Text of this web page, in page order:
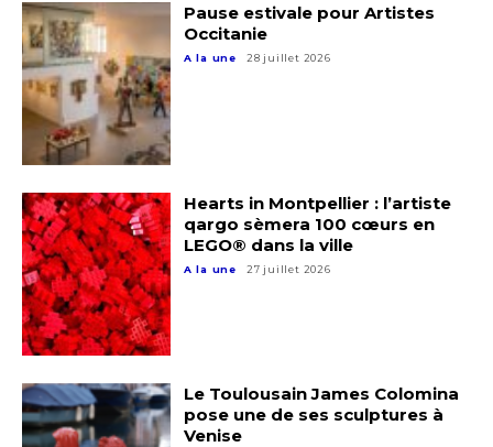
Adresse email*
Pause estivale pour Artistes
Occitanie
A la une 28 juillet 2026
Hearts in Montpellier : l’artiste
qargo sèmera 100 cœurs en
LEGO® dans la ville
A la une 27 juillet 2026
Le Toulousain James Colomina
pose une de ses sculptures à
Venise